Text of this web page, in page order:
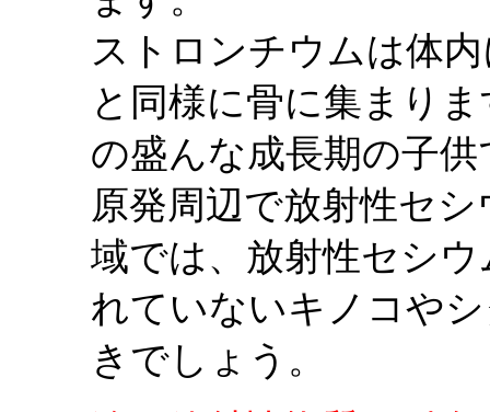
ストロンチウムは体
と同様に骨に集まり
の盛んな成長期の子
原発周辺で放射性セ
域では、放射性セシ
れていないキノコや
きでしょう。